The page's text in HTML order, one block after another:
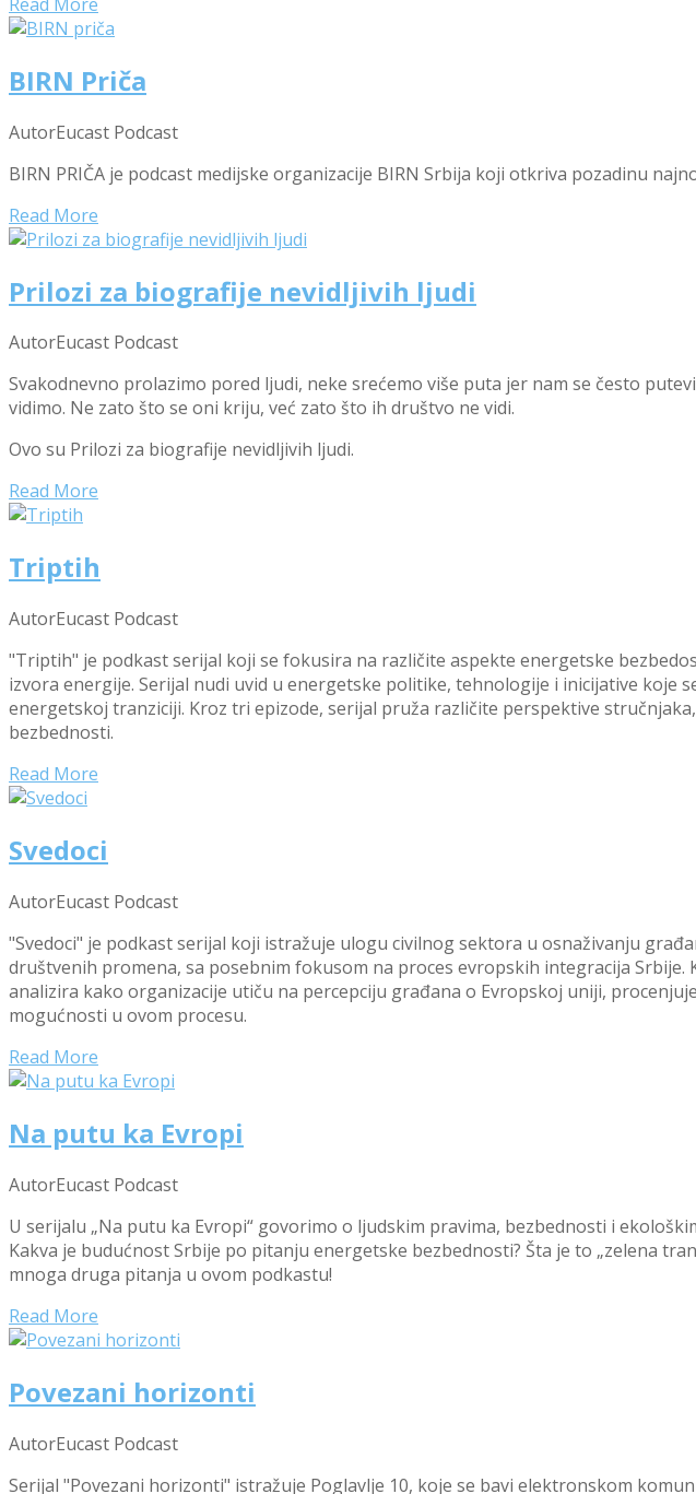
BIRN Priča
AutorEucast Podcast
BIRN PRIČA je podcast medijske organizacije BIRN Srbija koji otkriva pozadinu
Read More
Prilozi za biografije nevidljivih ljudi
AutorEucast Podcast
Svakodnevno prolazimo pored ljudi, neke srećemo više puta jer nam se često
vidimo. Ne zato što se oni kriju, već zato što ih društvo ne vidi.
Ovo su Prilozi za biografije nevidljivih ljudi.
Read More
Triptih
AutorEucast Podcast
"Triptih" je podkast serijal koji se fokusira na različite aspekte energetske
izvora energije. Serijal nudi uvid u energetske politike, tehnologije i inicijative koje
energetskoj tranziciji. Kroz tri epizode, serijal pruža različite perspektive
bezbednosti.
Read More
Svedoci
AutorEucast Podcast
"Svedoci" je podkast serijal koji istražuje ulogu civilnog sektora u osnaživanju
društvenih promena, sa posebnim fokusom na proces evropskih integracija
analizira kako organizacije utiču na percepciju građana o Evropskoj uniji,
mogućnosti u ovom procesu.
Read More
Na putu ka Evropi
AutorEucast Podcast
U serijalu „Na putu ka Evropi“ govorimo o ljudskim pravima, bezbednosti i
Kakva je budućnost Srbije po pitanju energetske bezbednosti? Šta je to „zelena
mnoga druga pitanja u ovom podkastu!
Read More
Povezani horizonti
AutorEucast Podcast
Serijal "Povezani horizonti" istražuje Poglavlje 10, koje se bavi elektronskom